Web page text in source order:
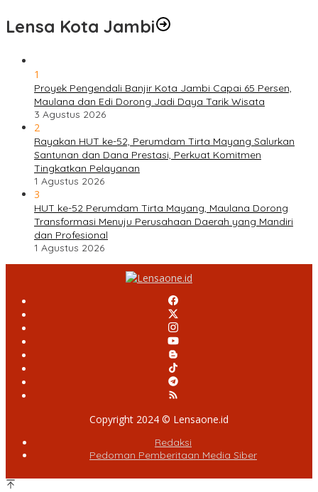
Lensa Kota Jambi
1
Proyek Pengendali Banjir Kota Jambi Capai 65 Persen,
Maulana dan Edi Dorong Jadi Daya Tarik Wisata
3 Agustus 2026
2
Rayakan HUT ke-52, Perumdam Tirta Mayang Salurkan
Santunan dan Dana Prestasi, Perkuat Komitmen
Tingkatkan Pelayanan
1 Agustus 2026
3
HUT ke-52 Perumdam Tirta Mayang, Maulana Dorong
Transformasi Menuju Perusahaan Daerah yang Mandiri
dan Profesional
1 Agustus 2026
Copyright 2024 © Lensaone.id
Redaksi
Pedoman Pemberitaan Media Siber